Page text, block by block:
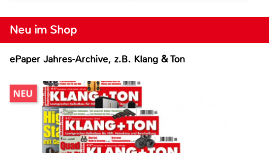
Neu im Shop
ePaper Jahres-Archive, z.B. Klang & Ton